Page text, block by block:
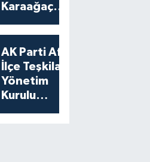
Karaağaç
Aldı
AK Parti Afşin
İlçe Teşkilatı
Yönetim
Kurulu